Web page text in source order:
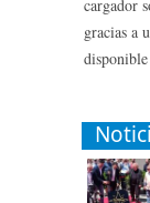
cargador
gracias a